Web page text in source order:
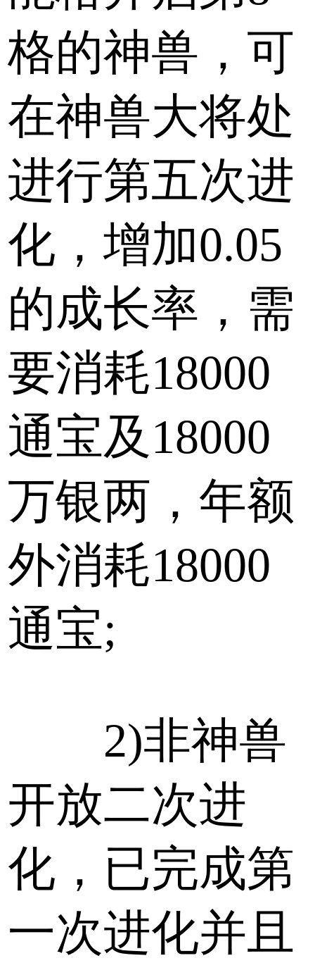
格的神兽，可
在神兽大将处
进行第五次进
化，增加0.05
的成长率，需
要消耗18000
通宝及18000
万银两，年额
外消耗18000
通宝;
2)非神兽
开放二次进
化，已完成第
一次进化并且